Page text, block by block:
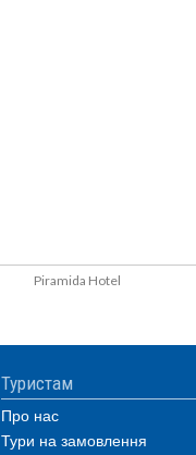
Piramida Hotel
Туристам
Про нас
Тури на замовлення